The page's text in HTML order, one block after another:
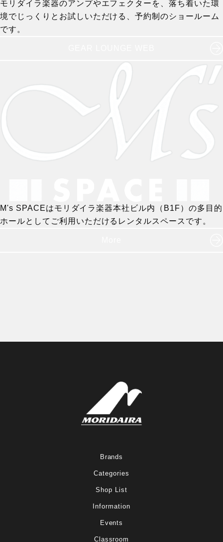
モリダイラ楽器のアンプやエフェクターを、落ち着いた環
境でじっくりとお試しいただける、予約制のショールーム
です。
M's SPACEはモリダイラ楽器本社ビル内（B1F）の多目的
ホールとしてご利用いただけるレンタルスペースです。
Brands
Categories
Shop List
Information
Events
Classroom